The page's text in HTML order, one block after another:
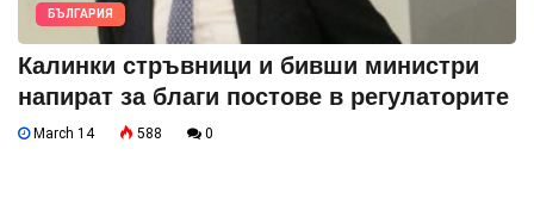
БЪЛГАРИЯ
Калинки стръвници и бивши министри
напират за благи постове в регулаторите
March 14 588 0